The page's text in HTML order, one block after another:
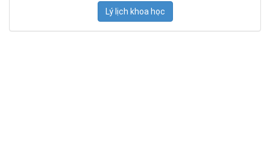
Lý lịch khoa học